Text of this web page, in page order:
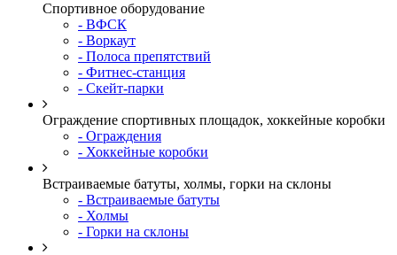
Спортивное оборудование
- ВФСК
- Воркаут
- Полоса препятствий
- Фитнес-станция
- Скейт-парки
Ограждение спортивных площадок, хоккейные коробки
- Ограждения
- Хоккейные коробки
Встраиваемые батуты, холмы, горки на склоны
- Встраиваемые батуты
- Холмы
- Горки на склоны